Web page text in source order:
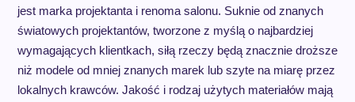
jest marka projektanta i renoma salonu. Suknie od znanych
światowych projektantów, tworzone z myślą o najbardziej
wymagających klientkach, siłą rzeczy będą znacznie droższe
niż modele od mniej znanych marek lub szyte na miarę przez
lokalnych krawców. Jakość i rodzaj użytych materiałów mają